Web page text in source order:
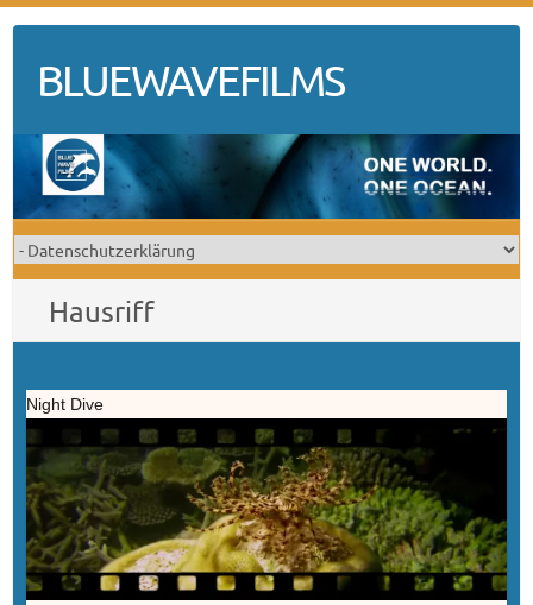
contentBLUEWAVEFILMS
Hausriff
Night Dive